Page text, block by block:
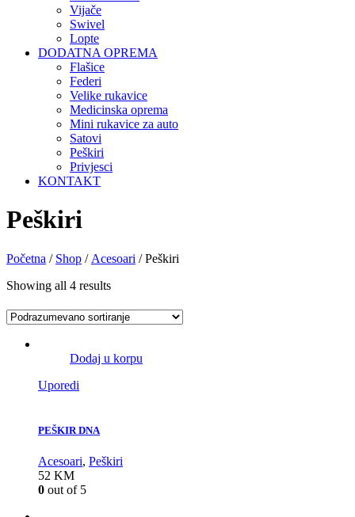
Vijače
Swivel
Lopte
DODATNA OPREMA
Flašice
Federi
Velike rukavice
Medicinska oprema
Mini rukavice za auto
Satovi
Peškiri
Privjesci
KONTAKT
Peškiri
Početna / Shop / Acesoari / Peškiri
Showing all 4 results
Dodaj u korpu
Uporedi
PEŠKIR DNA
Acesoari, Peškiri
52 KM
0 out of 5